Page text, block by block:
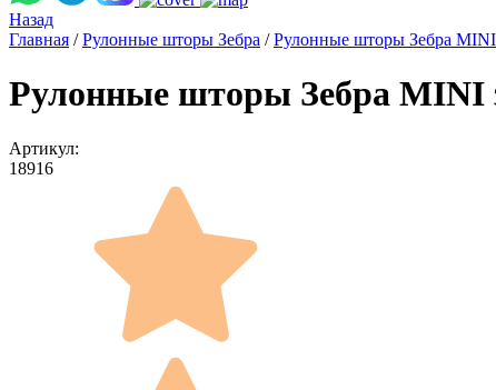
Назад
Главная / Рулонные шторы Зебра / Рулонные шторы Зебра MINI
Рулонные шторы Зебра MINI
Артикул:
18916